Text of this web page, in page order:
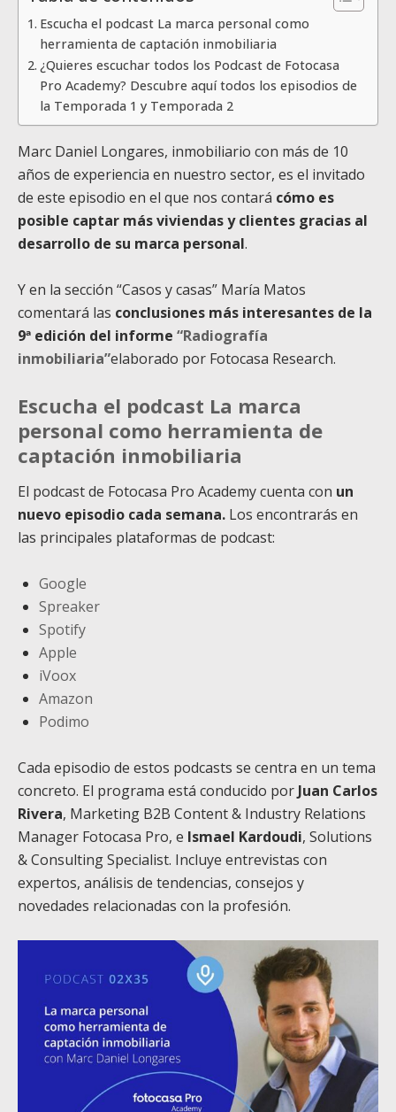
Escucha el podcast La marca personal como
herramienta de captación inmobiliaria
¿Quieres escuchar todos los Podcast de Fotocasa
Pro Academy? Descubre aquí todos los episodios de
la Temporada 1 y Temporada 2
Marc Daniel Longares, inmobiliario con más de 10
años de experiencia en nuestro sector, es el invitado
de este episodio en el que nos contará cómo es
posible captar más viviendas y clientes gracias al
desarrollo de su marca personal.
Y en la sección “Casos y casas” María Matos
comentará las conclusiones más interesantes de la
9ª edición del informe “Radiografía
inmobiliaria”elaborado por Fotocasa Research.
Escucha el podcast La marca
personal como herramienta de
captación inmobiliaria
El podcast de Fotocasa Pro Academy cuenta con un
nuevo episodio cada semana. Los encontrarás en
las principales plataformas de podcast:
Google
Spreaker
Spotify
Apple
iVoox
Amazon
Podimo
Cada episodio de estos podcasts se centra en un tema
concreto. El programa está conducido por Juan Carlos
Rivera, Marketing B2B Content & Industry Relations
Manager Fotocasa Pro, e Ismael Kardoudi, Solutions
& Consulting Specialist. Incluye entrevistas con
expertos, análisis de tendencias, consejos y
novedades relacionadas con la profesión.